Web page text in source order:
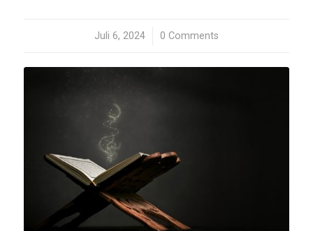
Juli 6, 2024
/ 0 Comments